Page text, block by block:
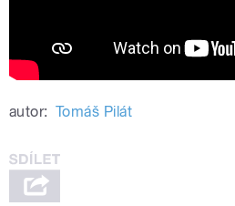
autor: Tomáš Pilát